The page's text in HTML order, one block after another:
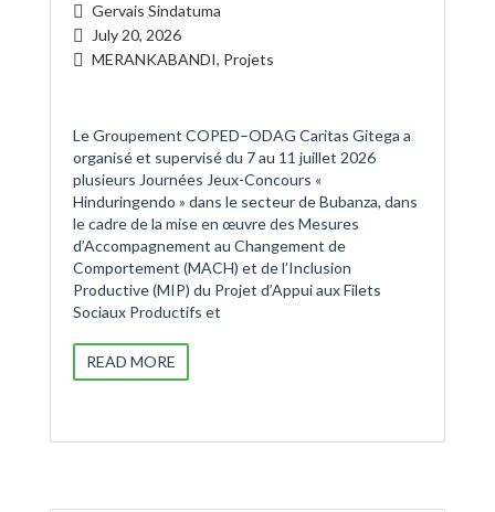
Gervais Sindatuma
July 20, 2026
MERANKABANDI, Projets
Le Groupement COPED–ODAG Caritas Gitega a
organisé et supervisé du 7 au 11 juillet 2026
plusieurs Journées Jeux-Concours «
Hinduringendo » dans le secteur de Bubanza, dans
le cadre de la mise en œuvre des Mesures
d’Accompagnement au Changement de
Comportement (MACH) et de l’Inclusion
Productive (MIP) du Projet d’Appui aux Filets
Sociaux Productifs et
READ MORE